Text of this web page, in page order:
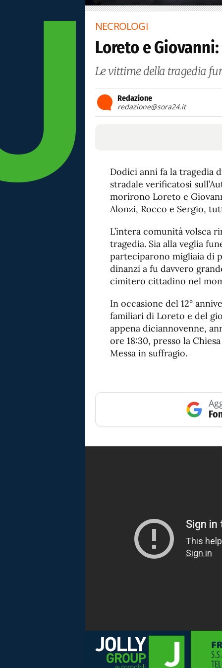
NECROLOGI
Loreto e
Le vittime della tragedia
Redazione
redazione@sora24.it
Dodici anni fa la tragedia
stradale verificatosi
morirono Loreto e
Alonzi, Rocco e Sergio,
L’intera comunità volsca
tragedia. Sia alla veglia
parteciparono migliaia di
dinanzi a fu davvero
cimitero cittadino nel
In occasione del 12°
familiari di Loreto e del
appena diciannovenne,
ore 18:30, presso la
Messa in suffragio.